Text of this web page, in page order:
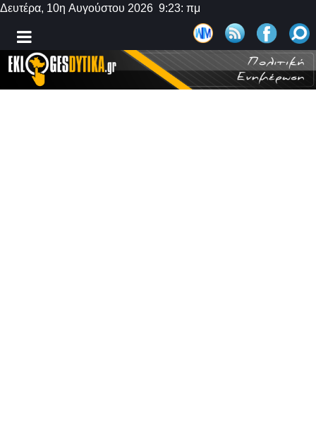
Δευτέρα, 10η Αυγούστου 2026 9:23: πμ